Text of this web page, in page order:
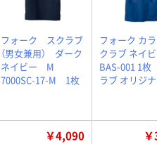
フォーク スクラブ
（男女兼用） ダーク
ネイビー M
7000SC-17-M 1枚
フォーク カ
クラブ ネイ
BAS-001 1
ラブ オリジ
￥4,090